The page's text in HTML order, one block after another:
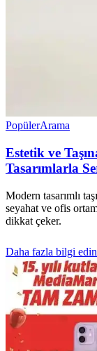
PopülerArama
Estetik ve
Tasarımlarla
Modern tasarımlı
seyahat ve ofis
dikkat çeker.
Daha fazla bilgi